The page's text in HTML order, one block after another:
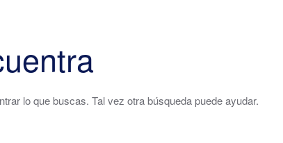
lo que buscas. Tal vez otra búsqueda puede ayudar.